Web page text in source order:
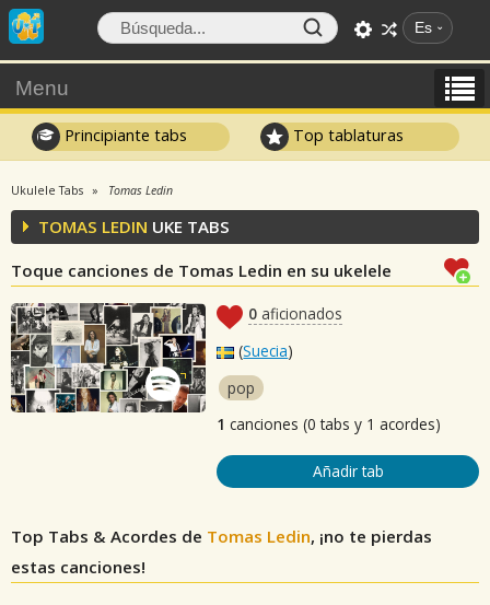
Es
Menu
Principiante tabs Top tablaturas
Ukulele Tabs Tomas Ledin
TOMAS LEDIN UKE TABS
Toque canciones de Tomas Ledin en su ukelele
0 aficionados
(Suecia)
pop
1 canciones (0 tabs y 1 acordes)
Añadir tab
Top Tabs & Acordes de Tomas Ledin, ¡no te pierdas
estas canciones!